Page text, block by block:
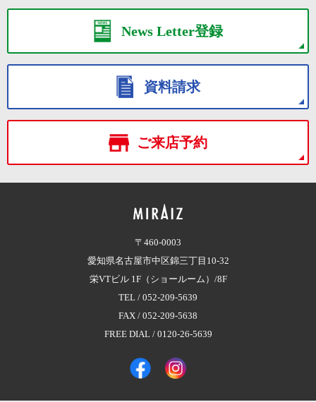
News Letter登録
資料請求
ご来店予約
〒460-0003
愛知県名古屋市中区錦三丁目10-32
栄VTビル 1F（ショールーム）/8F
TEL / 052-209-5639
FAX / 052-209-5638
FREE DIAL / 0120-26-5639